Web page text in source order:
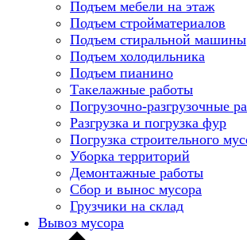
Подъем мебели на этаж
Подъем стройматериалов
Подъем стиральной машины
Подъем холодильника
Подъем пианино
Такелажные работы
Погрузочно-разгрузочные
Разгрузка и погрузка фур
Погрузка строительного
Уборка территорий
Демонтажные работы
Сбор и вынос мусора
Грузчики на склад
Вывоз мусора